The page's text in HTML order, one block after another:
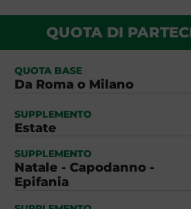
QUOTA DI
QUOTA BASE
Da Roma o Milano
SUPPLEMENTO
Estate
SUPPLEMENTO
Natale - Capodanno -
Epifania